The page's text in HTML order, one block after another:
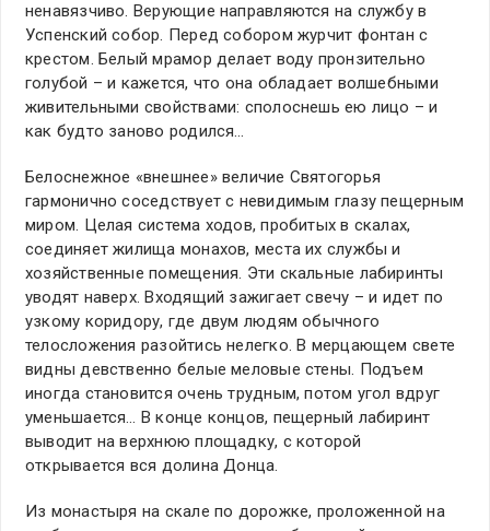
ненавязчиво. Верующие направляются на службу в
Успенский собор. Перед собором журчит фонтан с
крестом. Белый мрамор делает воду пронзительно
голубой – и кажется, что она обладает волшебными
живительными свойствами: сполоснешь ею лицо – и
как будто заново родился…
Белоснежное «внешнее» величие Святогорья
гармонично соседствует с невидимым глазу пещерным
миром. Целая система ходов, пробитых в скалах,
соединяет жилища монахов, места их службы и
хозяйственные помещения. Эти скальные лабиринты
уводят наверх. Входящий зажигает свечу – и идет по
узкому коридору, где двум людям обычного
телосложения разойтись нелегко. В мерцающем свете
видны девственно белые меловые стены. Подъем
иногда становится очень трудным, потом угол вдруг
уменьшается… В конце концов, пещерный лабиринт
выводит на верхнюю площадку, с которой
открывается вся долина Донца.
Из монастыря на скале по дорожке, проложенной на